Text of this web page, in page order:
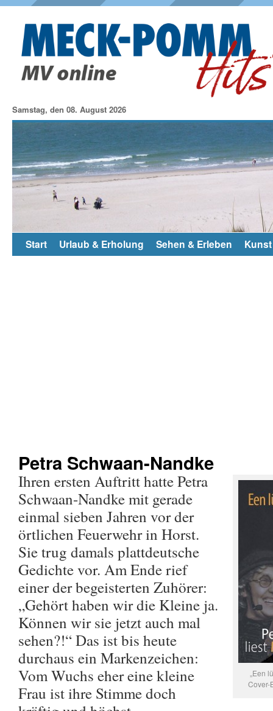
Samstag, den 08. August 2026
Start Urlaub & Erholung Sehen & Erleben
Petra Schwaan-Nandke
„Een
Cover-
Ihren ersten Auftritt hatte Petra
Schwaan-Nandke mit gerade
einmal sieben Jahren vor der
örtlichen Feuerwehr in Horst.
Sie trug damals plattdeutsche
Gedichte vor. Am Ende rief
einer der begeisterten Zuhörer:
„Gehört haben wir die Kleine ja.
Können wir sie jetzt auch mal
sehen?!“ Das ist bis heute
durchaus ein Markenzeichen:
Vom Wuchs eher eine kleine
Frau ist ihre Stimme doch